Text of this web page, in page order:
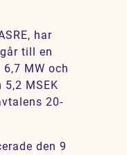
har
till en
MW och
MSEK
20-
den 9